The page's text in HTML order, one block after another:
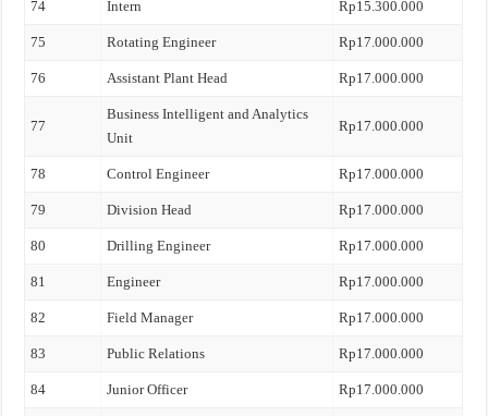
74 Intern Rp15.300.000
75 Rotating Engineer Rp17.000.000
76 Assistant Plant Head Rp17.000.000
77
Business Intelligent and Analytics
Unit
Rp17.000.000
78 Control Engineer Rp17.000.000
79 Division Head Rp17.000.000
80 Drilling Engineer Rp17.000.000
81 Engineer Rp17.000.000
82 Field Manager Rp17.000.000
83 Public Relations Rp17.000.000
84 Junior Officer Rp17.000.000